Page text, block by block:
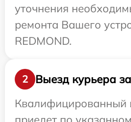
уточнения
ремонта Вашего
REDMOND.
2
Выезд курьера
Квалифицированный